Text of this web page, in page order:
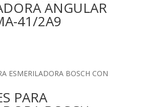
ANGULAR
41/2A9
PARA